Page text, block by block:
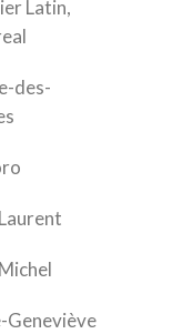
Latin,
des-
Geneviève